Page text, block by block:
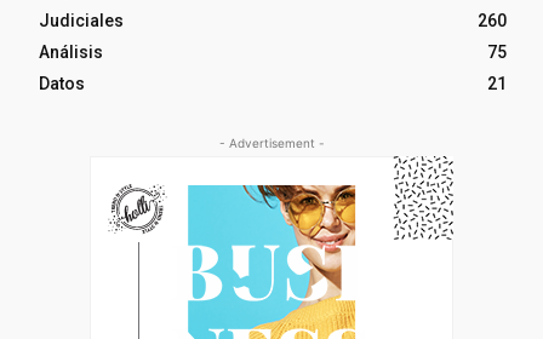
Judiciales
260
Análisis
75
Datos
21
- Advertisement -